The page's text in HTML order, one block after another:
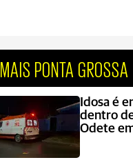
MAIS PONTA GROSSA
Idosa é
dentro
Odete